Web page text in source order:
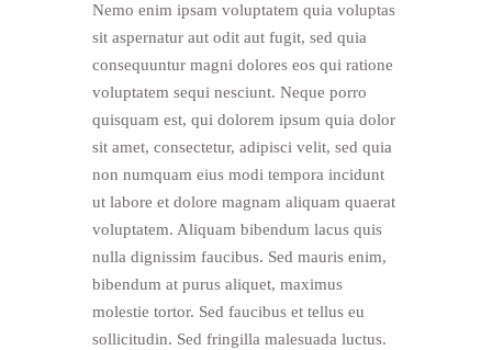
Nemo enim ipsam voluptatem quia voluptas
sit aspernatur aut odit aut fugit, sed quia
consequuntur magni dolores eos qui ratione
voluptatem sequi nesciunt. Neque porro
quisquam est, qui dolorem ipsum quia dolor
sit amet, consectetur, adipisci velit, sed quia
non numquam eius modi tempora incidunt
ut labore et dolore magnam aliquam quaerat
voluptatem. Aliquam bibendum lacus quis
nulla dignissim faucibus. Sed mauris enim,
bibendum at purus aliquet, maximus
molestie tortor. Sed faucibus et tellus eu
sollicitudin. Sed fringilla malesuada luctus.